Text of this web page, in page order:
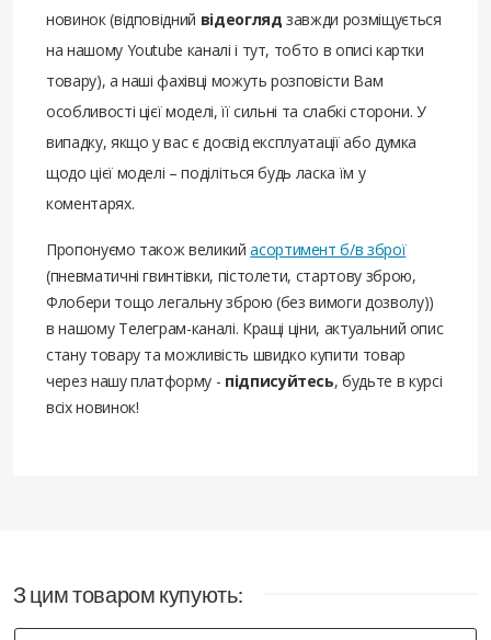
новинок (відповідний відеогляд завжди розміщується
на нашому Youtube каналі і тут, тобто в описі картки
товару), а наші фахівці можуть розповісти Вам
особливості цієї моделі, її сильні та слабкі сторони. У
випадку, якщо у вас є досвід експлуатації або думка
щодо цієї моделі – поділіться будь ласка їм у
коментарях.
Пропонуємо також великийасортимент б/в зброї
(пневматичні гвинтівки, пістолети, стартову зброю,
Флобери тощо легальну зброю (без вимоги дозволу))
в нашому Телеграм-каналі. Кращі ціни, актуальний опис
стану товару та можливість швидко купити товар
через нашу платформу - підписуйтесь, будьте в курсі
всіх новинок!
З цим товаром купують: